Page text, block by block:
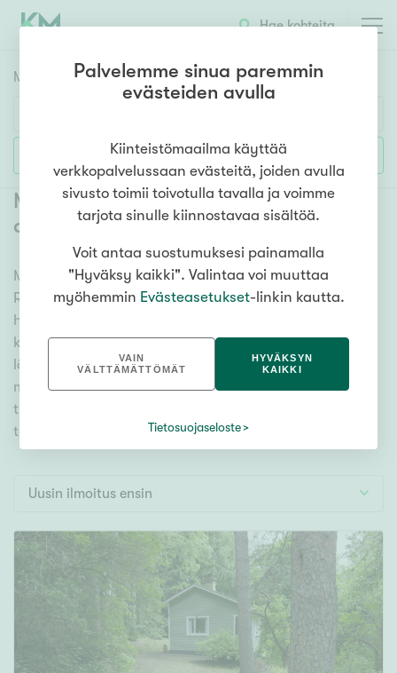
Hae kohteita
Myyntikohteet
Huoneluku
1h 2h 3h 4h 5h+
Asuntotyyppi
Kerros-/luhtitalo
Rivitalo/paritalo
Omakoti-/erillistalo
Maa- tai metsätila
Vapaa-ajan asunto
Autotalli
Hinta
000 000 €
Lisää hakuehtoja
Myytävät mökit ja vapaa-ajan
asunnot Röykkä (1)
Meiltä löydät myytävät mökit ja vapaa-ajan asunnot
Röykkä, olitpa etsimässä huvilaa, kesämökkiä tai
hiihtomajaa. Useat vaihtoehdot ja maan kattava
kiinteistönvälittäjien verkostomme auttavat sinua
löytämään unelmiesi mökin. Katso alta kaikki
myytävät mökit ja vapaa-ajan asunnot Röykkä ja
tutustu mieleiseesi. Meiltä löydät unelmiesi
täyttymyksen!
Uusin ilmoitus ensin
Palvelemme sinua paremmin
evästeiden avulla
Kiinteistömaailma käyttää
verkkopalvelussaan evästeitä, joiden avulla
sivusto toimii toivotulla tavalla ja voimme
tarjota sinulle kiinnostavaa sisältöä.
Voit antaa suostumuksesi painamalla
"Hyväksy kaikki". Valintaa voi muuttaa
myöhemmin Evästeasetukset-linkin kautta.
VAIN
VÄLTTÄMÄTTÖMÄT
HYVÄKSYN
KAIKKI
Tietosuojaseloste